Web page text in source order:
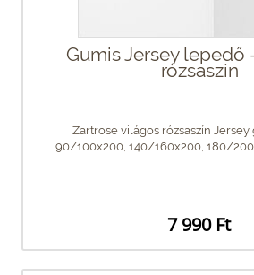
Gumis Jersey lepedő
rózsaszín
Zartrose világos rózsaszín
90/100x200, 140/160x200, 180/
7 990 Ft